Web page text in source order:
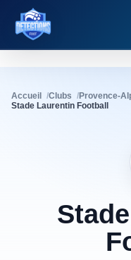
Détections Foot
Accueil Clubs Provence-
Stade Laurentin Football
Stade